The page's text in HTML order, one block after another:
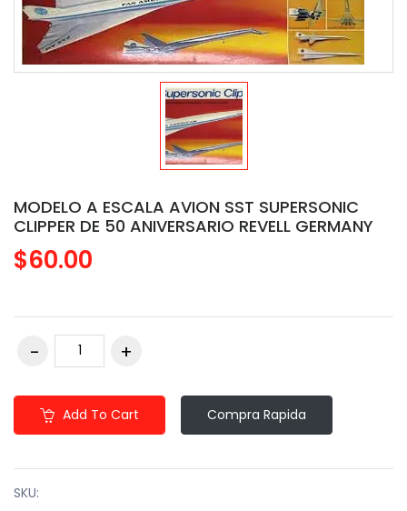
MODELO A ESCALA AVION SST SUPERSONIC
CLIPPER DE 50 ANIVERSARIO REVELL GERMANY
$60.00
Add To Cart Compra Rapida
SKU: